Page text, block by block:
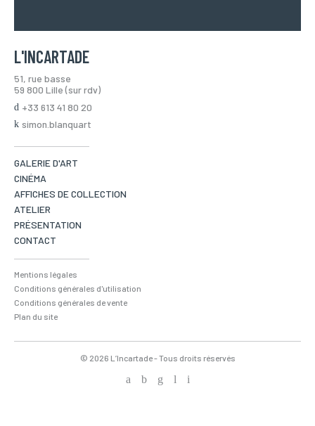
L'INCARTADE
51, rue basse
59 800 Lille (sur rdv)
+33 613 41 80 20
simon.blanquart
GALERIE D'ART
CINÉMA
AFFICHES DE COLLECTION
ATELIER
PRÉSENTATION
CONTACT
Mentions légales
Conditions générales d'utilisation
Conditions générales de vente
Plan du site
© 2026 L’Incartade - Tous droits réservés